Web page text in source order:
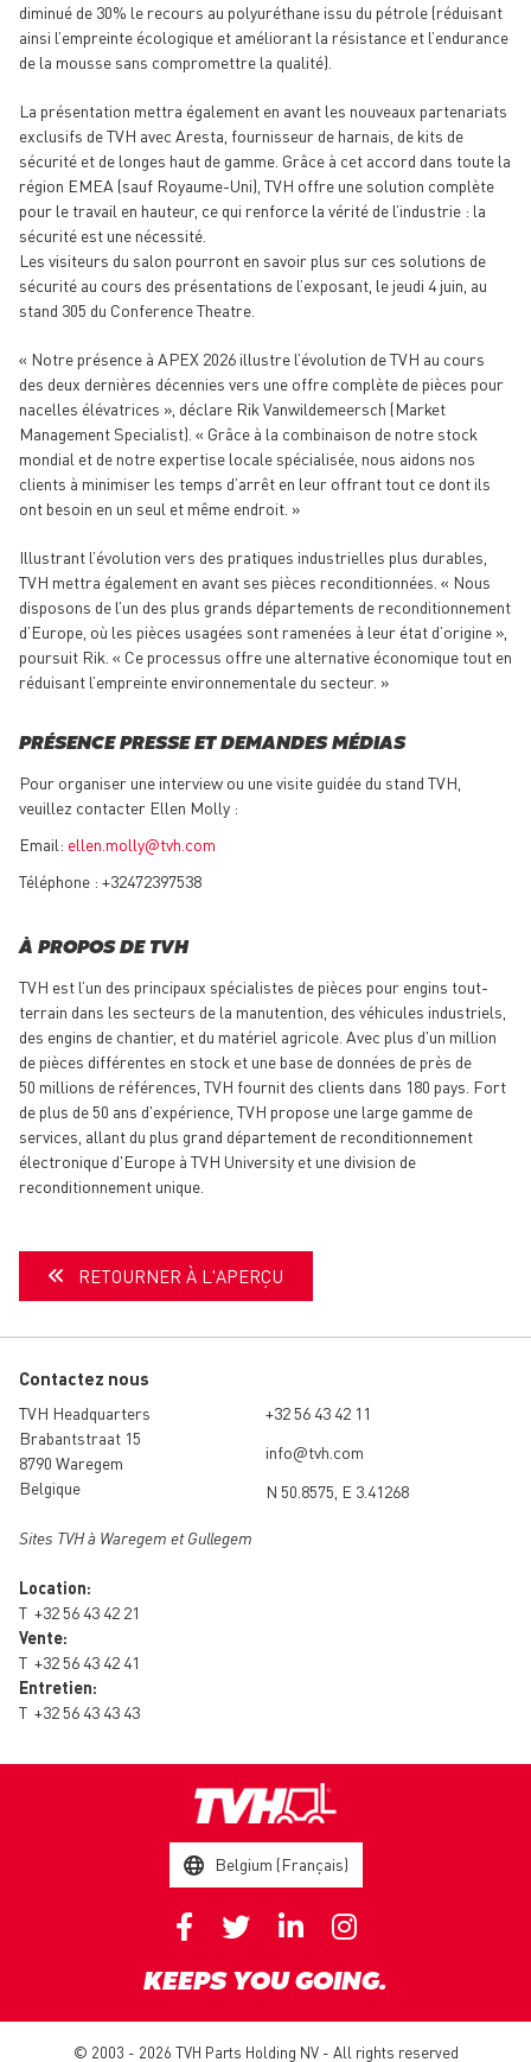
diminué de 30% le recours au polyuréthane issu du pétrole (réduisant
ainsi l’empreinte écologique et améliorant la résistance et l’endurance
de la mousse sans compromettre la qualité).
La présentation mettra également en avant les nouveaux partenariats
exclusifs de TVH avec Aresta, fournisseur de harnais, de kits de
sécurité et de longes haut de gamme. Grâce à cet accord dans toute la
région EMEA (sauf Royaume-Uni), TVH offre une solution complète
pour le travail en hauteur, ce qui renforce la vérité de l’industrie : la
sécurité est une nécessité.
Les visiteurs du salon pourront en savoir plus sur ces solutions de
sécurité au cours des présentations de l’exposant, le jeudi 4 juin, au
stand 305 du Conference Theatre.
« Notre présence à APEX 2026 illustre l’évolution de TVH au cours
des deux dernières décennies vers une offre complète de pièces pour
nacelles élévatrices », déclare Rik Vanwildemeersch (Market
Management Specialist). « Grâce à la combinaison de notre stock
mondial et de notre expertise locale spécialisée, nous aidons nos
clients à minimiser les temps d’arrêt en leur offrant tout ce dont ils
ont besoin en un seul et même endroit. »
Illustrant l’évolution vers des pratiques industrielles plus durables,
TVH mettra également en avant ses pièces reconditionnées. « Nous
disposons de l’un des plus grands départements de reconditionnement
d’Europe, où les pièces usagées sont ramenées à leur état d’origine »,
poursuit Rik. « Ce processus offre une alternative économique tout en
réduisant l’empreinte environnementale du secteur. »
PRÉSENCE PRESSE ET DEMANDES MÉDIAS
Pour organiser une interview ou une visite guidée du stand TVH,
veuillez contacter Ellen Molly :
Email: ellen.molly@tvh.com
Téléphone : +32472397538
À PROPOS DE TVH
TVH est l’un des principaux spécialistes de pièces pour engins tout-
terrain dans les secteurs de la manutention, des véhicules industriels,
des engins de chantier, et du matériel agricole. Avec plus d'un million
de pièces différentes en stock et une base de données de près de
50 millions de références, TVH fournit des clients dans 180 pays. Fort
de plus de 50 ans d'expérience, TVH propose une large gamme de
services, allant du plus grand département de reconditionnement
électronique d'Europe à TVH University et une division de
reconditionnement unique.
RETOURNER À L'APERÇU
Contactez nous
TVH Headquarters
Brabantstraat 15
8790 Waregem
Belgique
Sites TVH à Waregem et Gullegem
Location:
T +32 56 43 42 21
Vente:
T +32 56 43 42 41
Entretien:
T +32 56 43 43 43
+32 56 43 42 11
info@tvh.com
N 50.8575, E 3.41268
Belgium (Français)
KEEPS YOU GOING.
© 2003 - 2026 TVH Parts Holding NV - All rights reserved